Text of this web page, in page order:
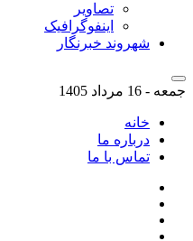
تصاویر
اینفوگرافیک
شهروند خبرنگار
جمعه - 16 مرداد 1405
خانه
درباره ما
تماس با ما